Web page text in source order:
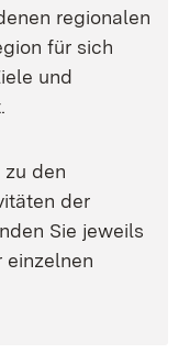
regionalen
für sich
und
den
der
Sie jeweils
einzelnen